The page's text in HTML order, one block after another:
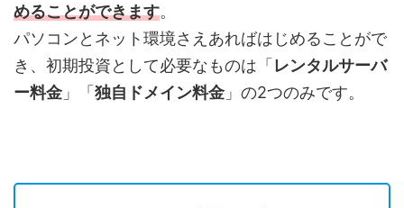
めることができます。
パソコンとネット環境さえあればはじめることがで
き、初期投資として必要なものは「レンタルサーバ
ー料金 」「独自ドメイン料金 」の2つのみです。